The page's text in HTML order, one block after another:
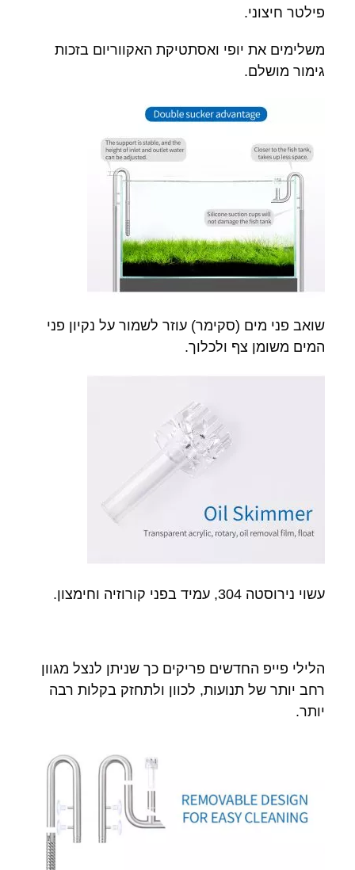
פילטר חיצוני.
משלימים את יופי ואסתטיקת האקווריום בזכות
גימור מושלם.
שואב פני מים (סקימר) עוזר לשמור על נקיון פני
המים משומן צף ולכלוך.
עשוי נירוסטה 304, עמיד בפני קורוזיה וחימצון.
הלילי פייפ החדשים פריקים כך שניתן לנצל מגוון
רחב יותר של תנועות, לכוון ולתחזק בקלות רבה
יותר.